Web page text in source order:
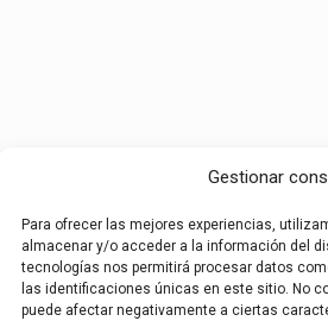
Gestionar
Para ofrecer las mejores experiencias,
almacenar y/o acceder a la información del
tecnologías nos permitirá procesar datos
las identificaciones únicas en este sitio. No
puede afectar negativamente a ciertas